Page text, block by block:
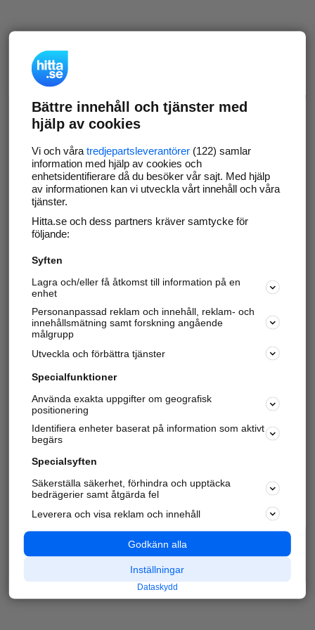
Bättre innehåll och tjänster med
hjälp av cookies
Vi och våra tredjepartsleverantörer(122) samlar
information med hjälp av cookies och
enhetsidentifierare då du besöker vår sajt. Med hjälp
av informationen kan vi utveckla vårt innehåll och våra
tjänster.
Hitta.se och dess partners kräver samtycke för
följande:
Syften
Lagra och/eller få åtkomst till information på en
enhet
Personanpassad reklam och innehåll, reklam- och
innehållsmätning samt forskning angående
målgrupp
Utveckla och förbättra tjänster
Specialfunktioner
Använda exakta uppgifter om geografisk
positionering
Identifiera enheter baserat på information som aktivt
begärs
Specialsyften
Säkerställa säkerhet, förhindra och upptäcka
bedrägerier samt åtgärda fel
Leverera och visa reklam och innehåll
Godkänn alla
Inställningar
Dataskydd